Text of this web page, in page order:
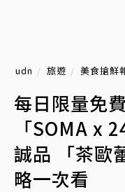
udn 旅遊 美食搶鮮
每日限量免
「SOMA x
誠品 「茶歐
略一次看